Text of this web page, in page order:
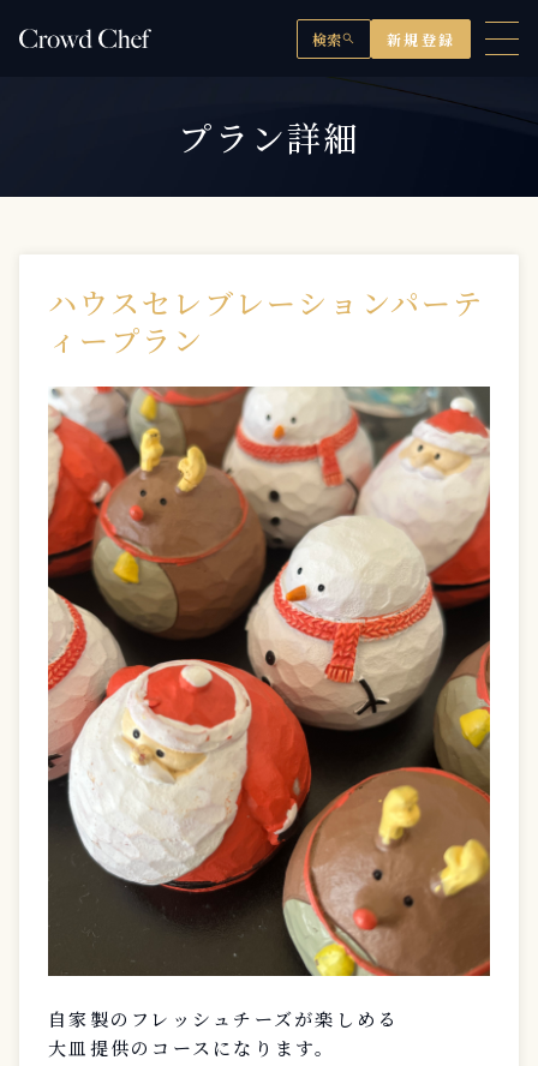
検索search 新規登録
プラン詳細
ハウスセレブレーションパーテ
ィープラン
自家製のフレッシュチーズが楽しめる
大皿提供のコースになります。